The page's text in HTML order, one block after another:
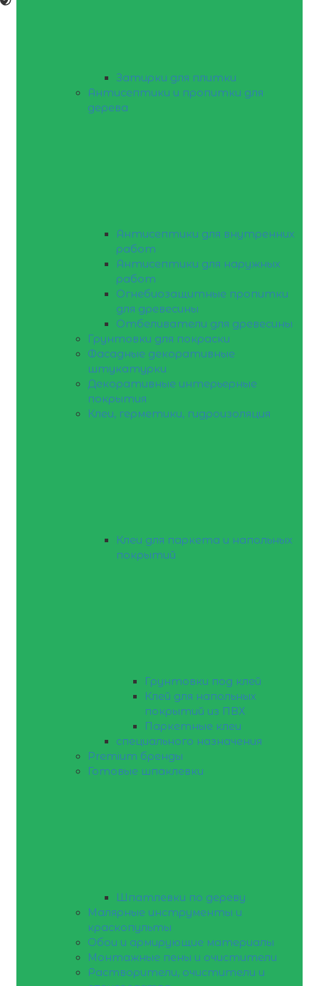
Затирки для плитки
Антисептики и пропитки для
дерева
Антисептики для внутренних
работ
Антисептики для наружных
работ
Огнебиозащитные пропитки
для древесины
Отбеливатели для древесины
Грунтовки для покраски
Фасадные декоративные
штукатурки
Декоративные интерьерные
покрытия
Клеи, герметики, гидроизоляция
Клеи для паркета и напольных
покрытий
Грунтовки под клей
Клей для напольных
покрытий из ПВХ
Паркетные клеи
специального назначения
Premium бренды
Готовые шпаклевки
Шпатлевки по дереву
Малярные инструменты и
краскопульты
Обои и армирующие материалы
Монтажные пены и очистители
Растворители, очистители и